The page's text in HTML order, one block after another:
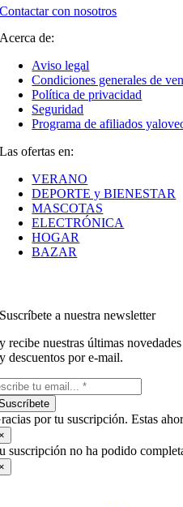
Contactar con nosotros
Acerca de:
Aviso legal
Condiciones generales de
Política de privacidad
Seguridad
Programa de afiliados
Las ofertas en:
VERANO
DEPORTE y BIENESTAR
MASCOTAS
ELECTRÓNICA
HOGAR
BAZAR
Suscríbete a nuestra newsletter
y recibe nuestras últimas novedades
y descuentos por e-mail.
por tu suscripción. Estas
suscripción no ha podido